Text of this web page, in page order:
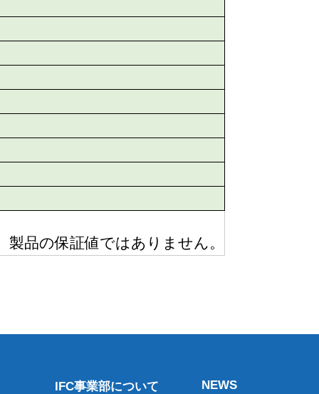
品の保証値ではありません。
IFC事業部について NEWS